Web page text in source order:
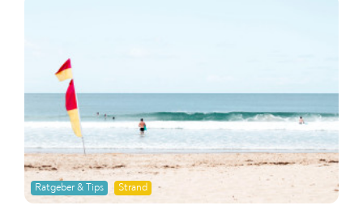
Ratgeber & Tips Strand